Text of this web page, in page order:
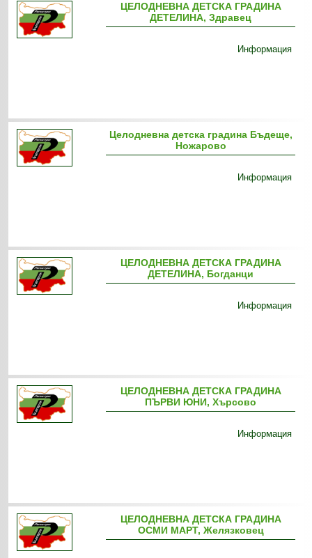
ЦЕЛОДНЕВНА ДЕТСКА ГРАДИНА
ДЕТЕЛИНА, Здравец
Информация
Целодневна детска градина Бъдеще,
Ножарово
Информация
ЦЕЛОДНЕВНА ДЕТСКА ГРАДИНА
ДЕТЕЛИНА, Богданци
Информация
ЦЕЛОДНЕВНА ДЕТСКА ГРАДИНА
ПЪРВИ ЮНИ, Хърсово
Информация
ЦЕЛОДНЕВНА ДЕТСКА ГРАДИНА
ОСМИ МАРТ, Желязковец